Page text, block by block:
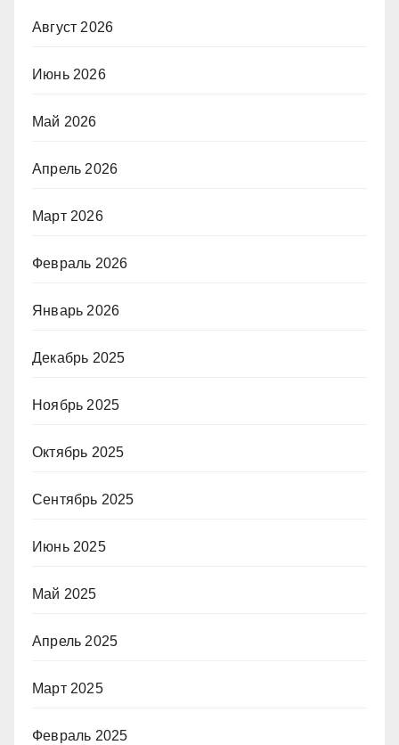
Август 2026
Июнь 2026
Май 2026
Апрель 2026
Март 2026
Февраль 2026
Январь 2026
Декабрь 2025
Ноябрь 2025
Октябрь 2025
Сентябрь 2025
Июнь 2025
Май 2025
Апрель 2025
Март 2025
Февраль 2025